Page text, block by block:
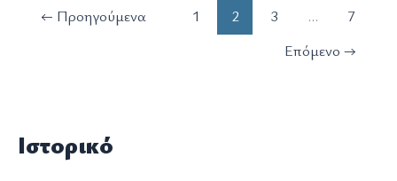
την
← Προηγούμενα 1 2 3 …
7
Επόμενο→
Ιστορικό